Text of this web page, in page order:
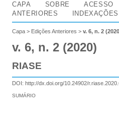
CAPA SOBRE
ACESSO
ANTERIORES
INDEXAÇÕES
Capa > Edições Anteriores >v. 6, n. 2
v. 6, n. 2 (2020)
RIASE
DOI:http://dx.doi.org/10.24902/
SUMÁRIO